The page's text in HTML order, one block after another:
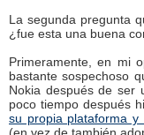
La segunda pregunta
¿fue esta una buena
Primeramente, en mi
bastante sospechoso
Nokia después de ser
poco tiempo después
su propia plataforma y